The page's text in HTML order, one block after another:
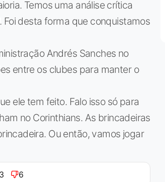
Temos uma análise crítica
desta forma que conquistamos
Andrés Sanches no
entre os clubes para manter o
ele tem feito. Falo isso só para
no Corinthians. As brincadeiras
Ou então, vamos jogar
6